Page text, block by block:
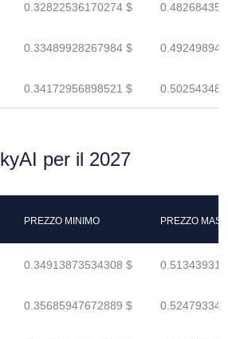
0.32822536170274 $
0.33489928267984 $
0.34172956898521 $
per il 2027
PREZZO MINIMO PREZZO
0.34913873534308 $
0.35685947672889 $